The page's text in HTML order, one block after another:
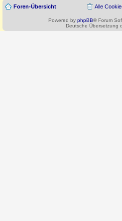
Foren-Übersicht Alle
Powered by phpBB® Forum
Deutsche Übersetzung